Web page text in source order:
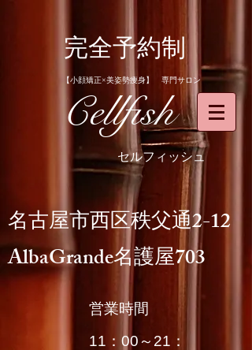
​完全予約制
​ 【小顔矯正×美姿勢痩身】 専門サロン
Cellfish
​セルフィッシュ
名古屋市西区秩父通2-12
​AlbaGrande名護屋703
営業時間
11：00～21：